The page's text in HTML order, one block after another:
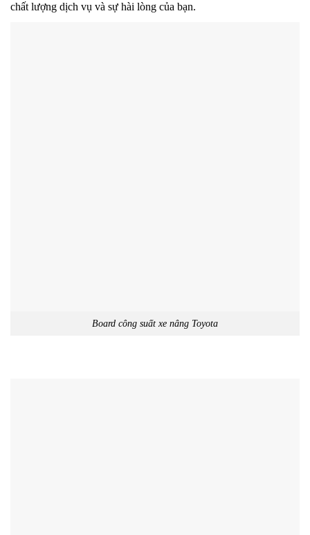
chất lượng dịch vụ và sự hài lòng của bạn.
Board công suất xe nâng Toyota